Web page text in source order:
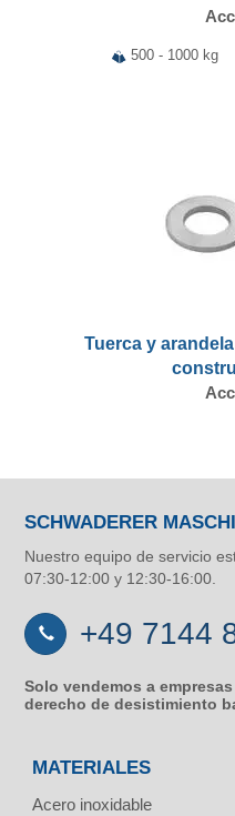
500 - 1000 kg
Tuerca y
SCHWADERER
Nuestro equipo de servicio
07:30-12:00 y 12:30-16:00.
+49 7144
Solo vendemos a
derecho de desistimiento
MATERIALES
Acero inoxidable